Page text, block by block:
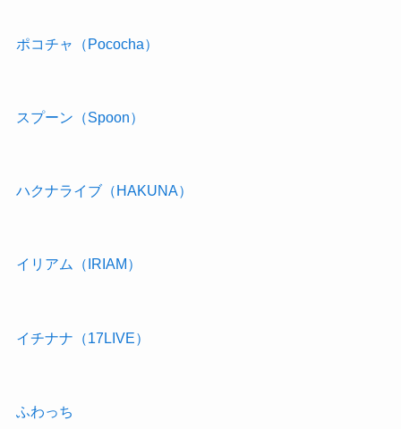
ポコチャ（Pococha）
スプーン（Spoon）
ハクナライブ（HAKUNA）
イリアム（IRIAM）
イチナナ（17LIVE）
ふわっち